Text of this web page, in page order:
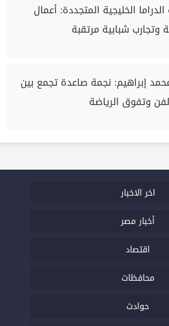
الخليجية المتجددة: أعمال
شبابية مرتقبة
إبراهيم: نجمة صاعدة تجمع بين
وتفوق الرياضة
اخر الاخبار
أخبار مصر
اقتصاد
محافظات
حوادث